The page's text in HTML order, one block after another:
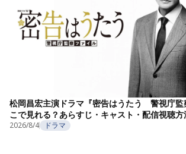
松岡昌宏主演ドラマ『密告はうたう 警視庁監
こで見れる？あらすじ・キャスト・配信視聴
2026/8/4 ドラマ